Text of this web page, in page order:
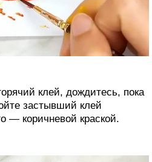
клей, дождитесь, пока
застывший клей
— коричневой краской.